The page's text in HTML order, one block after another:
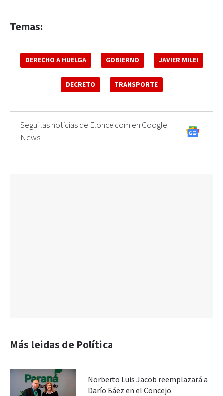
Temas:
DERECHO A HUELGA GOBIERNO JAVIER MILEI
DECRETO TRANSPORTE
Seguí las noticias de Elonce.com en Google
News
Más leidas de Política
Norberto Luis Jacob reemplazará a
Darío Báez en el Concejo